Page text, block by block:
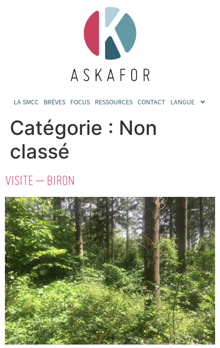
LA SMCC BRÈVES FOCUS RESSOURCES CONTACT LANGUE
Catégorie : Non
classé
VISITE – BIRON